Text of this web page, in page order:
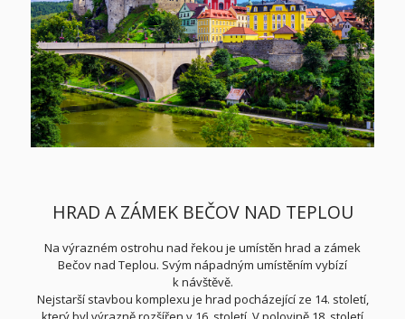
HRAD A ZÁMEK BEČOV NAD TEPLOU
Na výrazném ostrohu nad řekou je umístěn hrad a zámek
Bečov nad Teplou. Svým nápadným umístěním vybízí
k návštěvě.
Nejstarší stavbou komplexu je hrad pocházející ze 14. století,